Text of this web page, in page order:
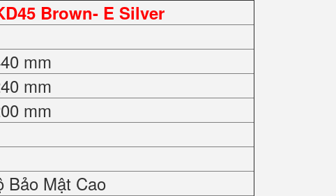
Brown- E Silver
mm
mm
mm
Bảo Mật Cao